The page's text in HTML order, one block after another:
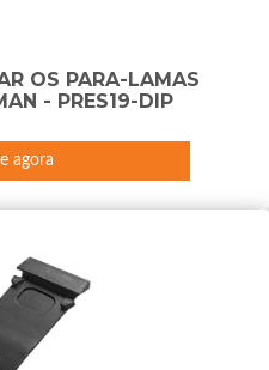
OS PARA-LAMAS
- PRES19-DIP
agora